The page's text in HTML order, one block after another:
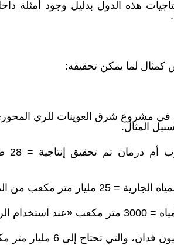
هذه الدول بدليل وجود أمثلة
لما يمكن تحقيقه:
المثال.
«عند استخدام